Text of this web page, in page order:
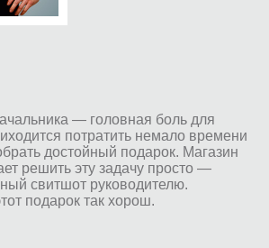
— головная боль для
потратить немало времени
достойный подарок. Магазин
решить эту задачу просто —
свитшот руководителю.
подарок так хорош.